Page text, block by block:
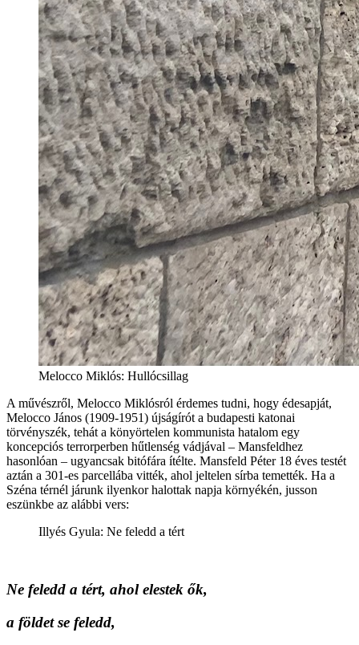
Melocco Miklós: Hullócsillag
A művészről, Melocco Miklósról érdemes tudni, hogy édesapját,
Melocco János (1909-1951) újságírót a budapesti katonai
törvényszék, tehát a könyörtelen kommunista hatalom egy
koncepciós terrorperben hűtlenség vádjával – Mansfeldhez
hasonlóan – ugyancsak bitófára ítélte. Mansfeld Péter 18 éves testét
aztán a 301-es parcellába vitték, ahol jeltelen sírba temették. Ha a
Széna térnél járunk ilyenkor halottak napja környékén, jusson
eszünkbe az alábbi vers:
Illyés Gyula: Ne feledd a tért
Ne feledd a tért, ahol elestek ők,
a földet se feledd,